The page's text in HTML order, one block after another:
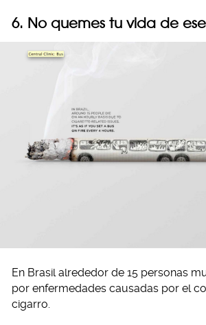
6. No quemes tu vida de
En Brasil alrededor de 15 personas
por enfermedades causadas por el
cigarro.